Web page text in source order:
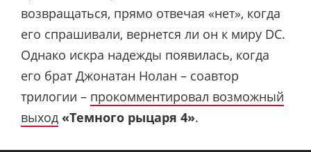
возвращаться, прямо отвечая «нет», когда
его спрашивали, вернется ли он к миру DC.
Однако искра надежды появилась, когда
его брат Джонатан Нолан – соавтор
трилогии – прокомментировал возможный
выход «Темного рыцаря 4».